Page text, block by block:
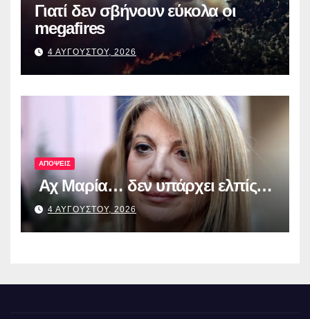
Γιατί δεν σβήνουν εύκολα οι
megafires
4 ΑΥΓΟΥΣΤΟΥ, 2026
ΑΠΟΨΕΙΣ
Αχ Μαρία… δεν υπάρχει ελπίς…
4 ΑΥΓΟΥΣΤΟΥ, 2026